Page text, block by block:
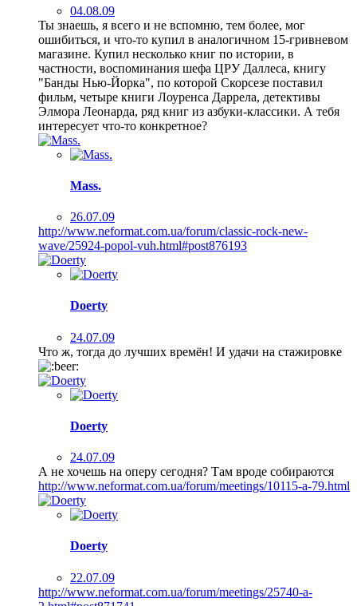
04.08.09
Ты знаешь, я всего и не вспомню, тем более, мог
ошибиться, и что-то купил в аналогичном 15-гривневом
магазине. Купил несколько книг по истории, в
частности, воспоминания шефа ЦРУ Даллеса, книгу
"Банды Нью-Йорка", по которой Скорсезе поставил
фильм, четыре книги Лоуренса Даррела, детективы
Элмора Леонарда, ряд книг из азбуки-классики. А тебя
интересует что-то конкретное?
Mass.
26.07.09
http://www.neformat.com.ua/forum/classic-rock-new-
wave/25924-popol-vuh.html#post876193
Doerty
24.07.09
Что ж, тогда до лучших времён! И удачи на стажировке
Doerty
24.07.09
А не хочешь на оперу сегодня? Там вроде собираются
http://www.neformat.com.ua/forum/meetings/10115-a-79.html
Doerty
22.07.09
http://www.neformat.com.ua/forum/meetings/25740-a-